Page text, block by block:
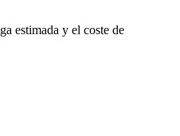
estimada y el coste de